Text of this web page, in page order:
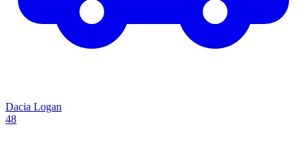
Dacia Logan
48